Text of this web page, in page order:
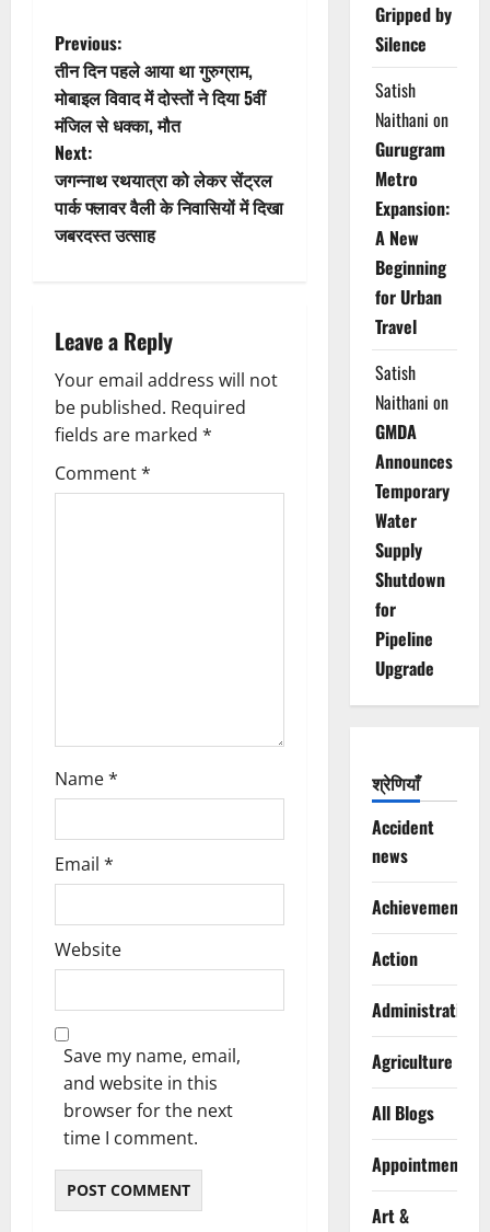
P
o
s
t
n
v
i
g
a
t
Previous:
तीन दिन पहले आया था गुरुग्राम,
मोबाइल विवाद में दोस्तों ने दिया 5वीं
मंजिल से धक्का, मौत
Next:
जगन्नाथ रथयात्रा को लेकर सेंट्रल
पार्क फ्लावर वैली के निवासियों में दिखा
जबरदस्त उत्साह
Leave a Reply
Your email address will not
be published. Required
fields are marked *
Comment*
Name*
Email *
Website
Save my name, email,
and website in this
browser for the next
time I comment.
Gripped by
Silence
Satish
Naithani on
Gurugram
Metro
Expansion:
A New
Beginning
for Urban
Travel
Satish
Naithani on
GMDA
Announces
Temporary
Water
Supply
Shutdown
for
Pipeline
Upgrade
श्रेणियाँ
Accident
news
Achievements
Action
Administration
Agriculture
All Blogs
Appointments
Art &